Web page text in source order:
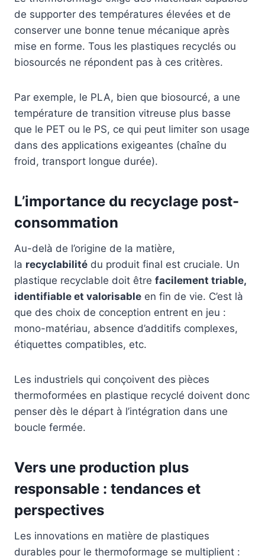
de supporter des températures élevées et de
conserver une bonne tenue mécanique après
mise en forme. Tous les plastiques recyclés ou
biosourcés ne répondent pas à ces critères.
Par exemple, le PLA, bien que biosourcé, a une
température de transition vitreuse plus basse
que le PET ou le PS, ce qui peut limiter son usage
dans des applications exigeantes (chaîne du
froid, transport longue durée).
L’importance du recyclage post-
consommation
Au-delà de l’origine de la matière,
la recyclabilité du produit final est cruciale. Un
plastique recyclable doit être facilement triable,
identifiable et valorisable en fin de vie. C’est là
que des choix de conception entrent en jeu :
mono-matériau, absence d’additifs complexes,
étiquettes compatibles, etc.
Les industriels qui conçoivent des pièces
thermoformées en plastique recyclé doivent donc
penser dès le départ à l’intégration dans une
boucle fermée.
Vers une production plus
responsable : tendances et
perspectives
Les innovations en matière de plastiques
durables pour le thermoformage se multiplient :